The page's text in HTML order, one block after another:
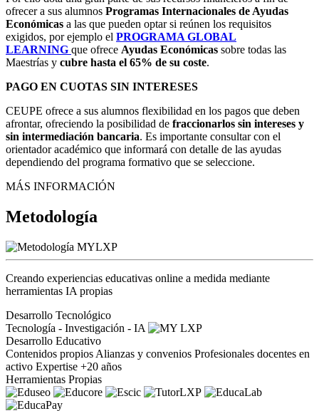
ofrecer a sus alumnos Programas Internacionales de Ayudas
Económicas a las que pueden optar si reúnen los requisitos
exigidos, por ejemplo el PROGRAMA GLOBAL
LEARNING que ofrece Ayudas Económicas sobre todas las
Maestrías y cubre hasta el 65% de su coste.
PAGO EN CUOTAS SIN INTERESES
CEUPE ofrece a sus alumnos flexibilidad en los pagos que deben
afrontar, ofreciendo la posibilidad de fraccionarlos sin intereses y
sin intermediación bancaria. Es importante consultar con el
orientador académico que informará con detalle de las ayudas
dependiendo del programa formativo que se seleccione.
MÁS INFORMACIÓN
Metodología
Creando experiencias educativas online a medida mediante
herramientas IA propias
Desarrollo Tecnológico
Tecnología - Investigación - IA
Desarrollo Educativo
Contenidos propios Alianzas y convenios Profesionales docentes en
activo Expertise +20 años
Herramientas Propias